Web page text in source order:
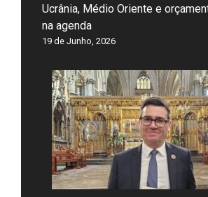
Ucrânia, Médio Oriente e
na agenda
19 de Junho, 2026